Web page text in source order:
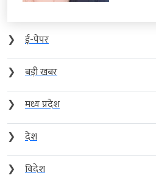
❯
ई-पेपर
❯
बड़ी खबर
❯
मध्य प्रदेश
❯
देश
❯
विदेश